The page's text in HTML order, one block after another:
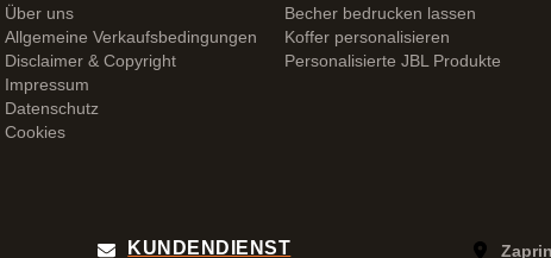
Über uns
Allgemeine Verkaufsbedingungen
Disclaimer & Copyright
Impressum
Datenschutz
Cookies
Becher bedrucken lassen
Koffer personalisieren
Personalisierte JBL Produkte
KUNDENDIENST